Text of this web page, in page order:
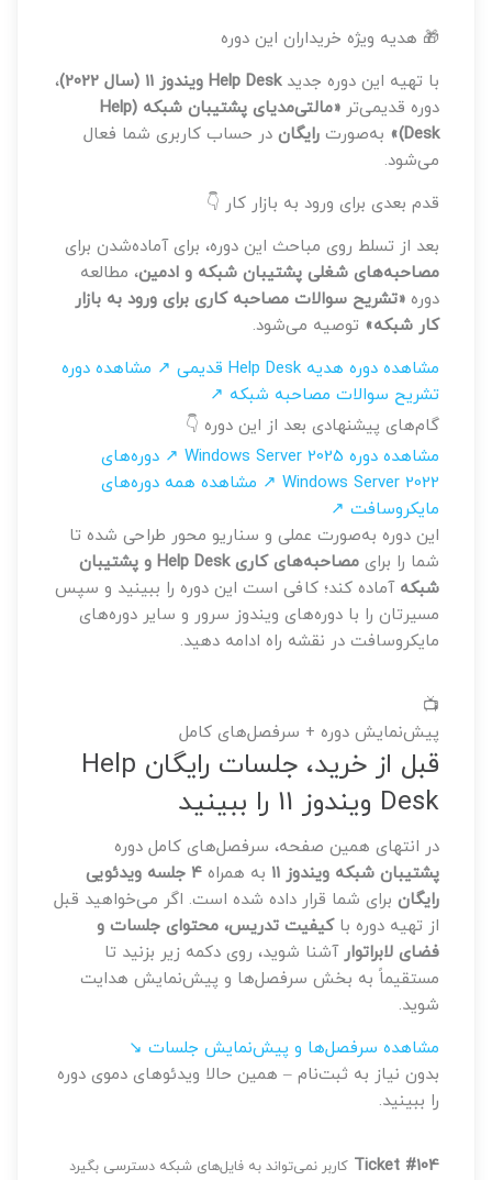
🎁 هدیه ویژه خریداران این دوره
با تهیه این دوره جدیدHelp Desk ویندوز 11 (سال 2022)
،
دوره قدیمی‌تر
«مالتی‌مدیای پشتیبان شبکه (Help
Desk)»
به‌صورت رایگاندر حساب کاربری شما فعال
می‌شود.
قدم بعدی برای ورود به بازار کار 👇
بعد از تسلط روی مباحث این دوره، برای آماده‌شدن برای
مصاحبه‌های شغلی پشتیبان شبکه و ادمین، مطالعه
دوره «تشریح سوالات مصاحبه کاری برای ورود به بازار
کار شبکه» توصیه می‌شود.
مشاهده دوره هدیه Help Desk قدیمی ↗
مشاهده دوره
تشریح سوالات مصاحبه شبکه ↗
گام‌های پیشنهادی بعد از این دوره 👇
مشاهده دوره Windows Server 2025 ↗
دوره‌های
Windows Server 2022 ↗
مشاهده همه دوره‌های
مایکروسافت ↗
این دوره به‌صورت عملی و سناریو محور طراحی شده تا
شما را برای
مصاحبه‌های کاری Help Desk و پشتیبان
شبکه آماده کند؛ کافی است این دوره را ببینید و سپس
مسیرتان را با دوره‌های ویندوز سرور و سایر دوره‌های
مایکروسافت در نقشه راه ادامه دهید.
📺
پیش‌نمایش دوره + سرفصل‌های کامل
قبل از خرید، جلسات رایگان Help
Desk ویندوز 11 را ببینید
در انتهای همین صفحه، سرفصل‌های کامل دوره
پشتیبان شبکه ویندوز 11
به همراه
۴ جلسه ویدئویی
رایگانبرای شما قرار داده شده است. اگر می‌خواهید قبل
از تهیه دوره باکیفیت تدریس، محتوای جلسات و
فضای لابراتوار آشنا شوید، روی دکمه زیر بزنید تا
مستقیماً به بخش سرفصل‌ها و پیش‌نمایش هدایت
شوید.
مشاهده سرفصل‌ها و پیش‌نمایش جلسات ↘
بدون نیاز به ثبت‌نام – همین حالا ویدئوهای دموی دوره
را ببینید.
Ticket #104 کاربر نمی‌تواند به فایل‌های شبکه دسترسی بگیرد